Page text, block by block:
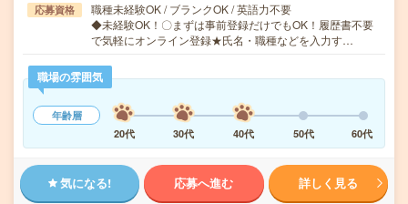
応募資格
職種未経験OK / ブランクOK / 英語力不要
◆未経験OK！〇まずは事前登録だけでもOK！履歴書不要
で気軽にオンライン登録★氏名・職種などを入力す…
職場の雰囲気
年齢層
20代
30代 40代 50代 60代
気になる! 応募へ進む 詳しく見る